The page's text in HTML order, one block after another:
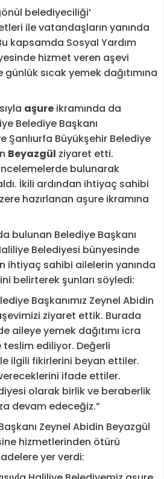
belediyeciliği’
ile vatandaşların yanında
kapsamda Sosyal Yardım
hizmet veren aşevi
sıcak yemek dağıtımına
aşure ikramında da
Belediye Başkanı
Şanlıurfa Büyükşehir Belediye
Beyazgül ziyaret etti.
bulunarak
İkili ardından ihtiyaç sahibi
hazırlanan aşure ikramına
bulunan Belediye Başkanı
Belediyesi bünyesinde
ihtiyaç sahibi ailelerin yanında
belirterek şunları söyledi:
Başkanımız Zeynel Abidin
ziyaret ettik. Burada
aileye yemek dağıtımı icra
teslim ediliyor. Değerli
ilgili fikirlerini beyan ettiler.
ifade ettiler.
olarak birlik ve beraberlik
devam edeceğiz.”
Zeynel Abidin Beyazgül
hizmetlerinden ötürü
yer verdi: